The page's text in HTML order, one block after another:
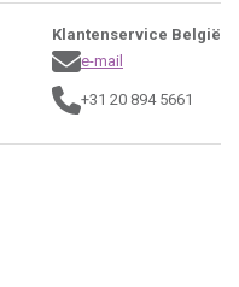
Klantenservice België
e-mail
+31 20 894 5661